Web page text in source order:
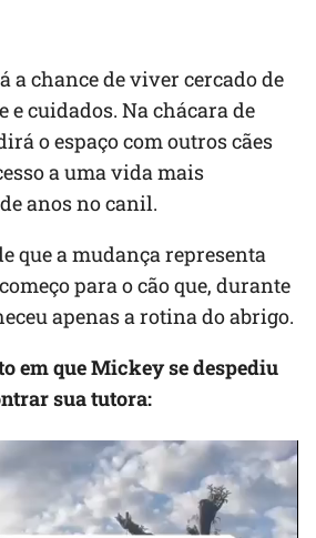
a chance de viver cercado de
cuidados. Na chácara de
o espaço com outros cães
a uma vida mais
anos no canil.
que a mudança representa
para o cão que, durante
apenas a rotina do abrigo.
em que Mickey se despediu
sua tutora: